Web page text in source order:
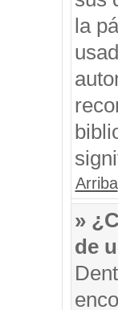
la
Arriba
»
de